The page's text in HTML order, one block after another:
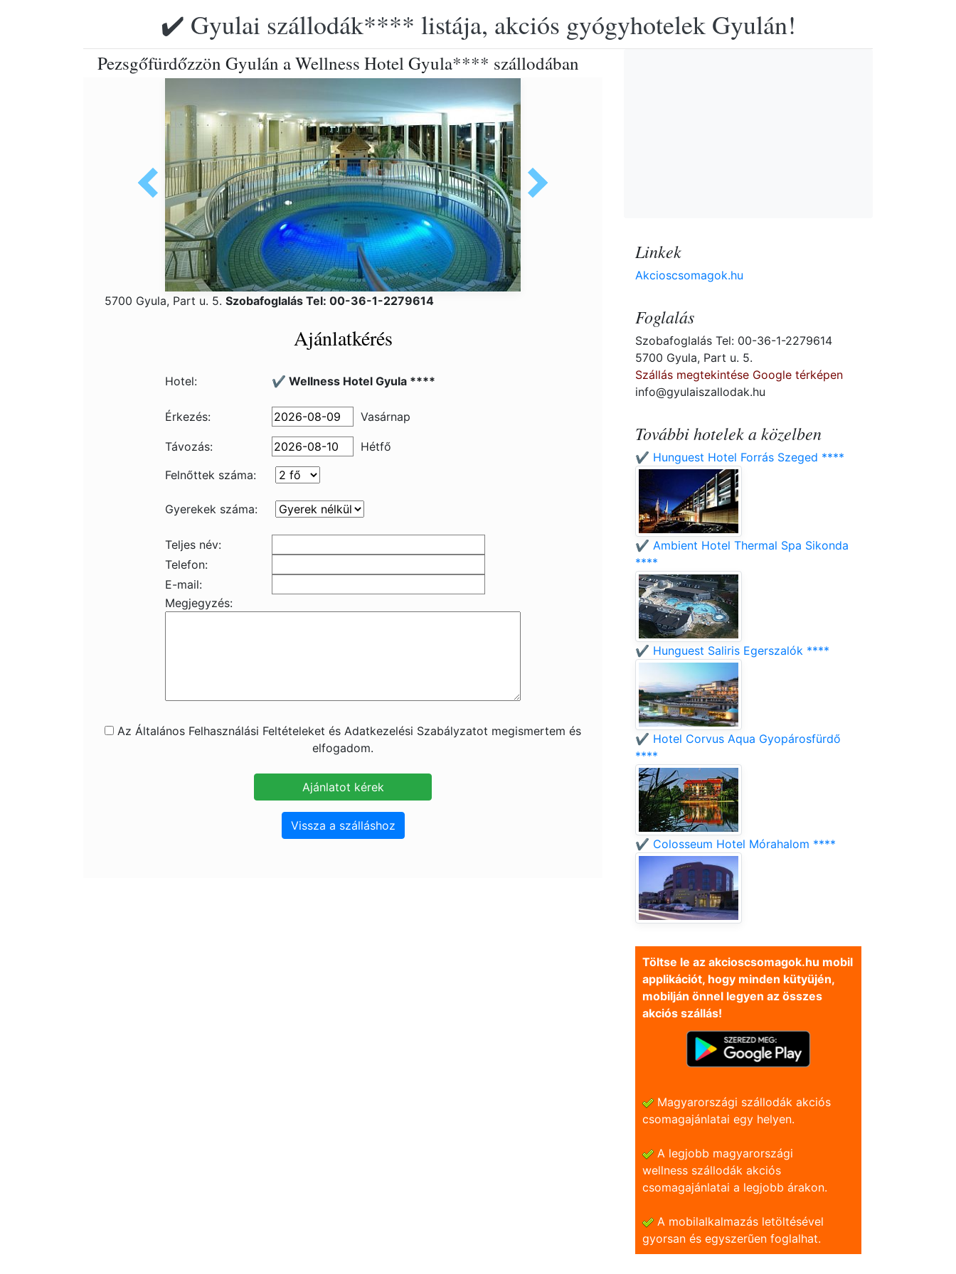
✔️ Gyulai szállodák**** listája, akciós gyógyhotelek Gyulán!
Pezsgőfürdőzzön Gyulán a Wellness Hotel Gyula**** szállodában
5700 Gyula, Part u. 5. Szobafoglalás Tel: 00-36-1-2279614
Ajánlatkérés
Hotel: ✔️ Wellness Hotel Gyula ****
Érkezés: Vasárnap
Távozás:
Hétfő
Felnőttek száma:
Gyerekek száma:
Teljes név:
Telefon:
E-mail:
Megjegyzés:
Az Általános Felhasználási Feltételeket és Adatkezelési Szabályzatot megismertem és
elfogadom.
Vissza a szálláshoz
Linkek
Akcioscsomagok.hu
Foglalás
Szobafoglalás Tel: 00-36-1-2279614
5700 Gyula, Part u. 5.
Szállás megtekintése Google térképen
info@gyulaiszallodak.hu
További hotelek a közelben
✔️ Hunguest Hotel Forrás Szeged ****
✔️ Ambient Hotel Thermal Spa Sikonda
****
✔️ Hunguest Saliris Egerszalók ****
✔️ Hotel Corvus Aqua Gyopárosfürdő
****
✔️ Colosseum Hotel Mórahalom ****
Töltse le az akcioscsomagok.hu mobil
applikációt, hogy minden kütyüjén,
mobilján önnel legyen az összes
akciós szállás!
Magyarországi szállodák akciós
csomagajánlatai egy helyen.
A legjobb magyarországi
wellness szállodák akciós
csomagajánlatai a legjobb árakon.
A mobilalkalmazás letöltésével
gyorsan és egyszerũen foglalhat.